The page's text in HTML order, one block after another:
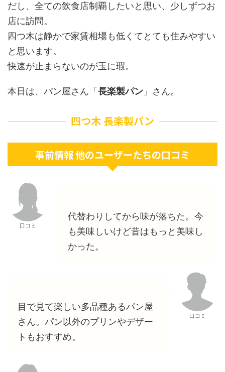
だし、全ての飲食店制覇したいと思い、少しずつお
店に訪問。
四つ木は静かで家賃相場も低くてとても住みやすい
と思います。
快速が止まらないのが玉に瑕。
本日は、パン屋さん「 長楽製パン 」さん。
四つ木 長楽製パン
事前情報 他のユーザーたちの口コミ
口コミ
代替わりしてから味が落ちた。今
も美味しいけど昔はもっと美味し
かった。
目で見て楽しい多品種あるパン屋
さん。パン以外のプリンやデザー
トもおすすめ。
口コミ